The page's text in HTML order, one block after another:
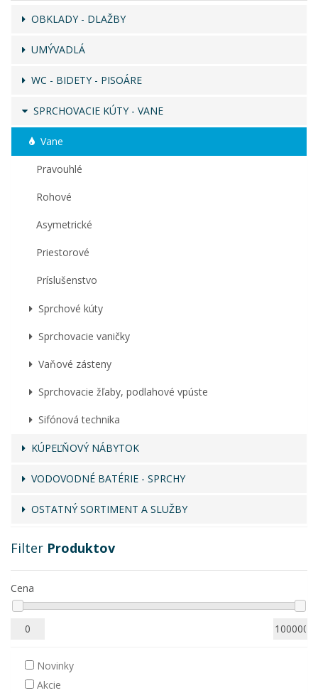
OBKLADY - DLAŽBY
UMÝVADLÁ
WC - BIDETY - PISOÁRE
SPRCHOVACIE KÚTY - VANE
Vane
Pravouhlé
Rohové
Asymetrické
Priestorové
Príslušenstvo
Sprchové kúty
Sprchovacie vaničky
Vaňové zásteny
Sprchovacie žľaby, podlahové vpúste
Sifónová technika
KÚPEĽŇOVÝ NÁBYTOK
VODOVODNÉ BATÉRIE - SPRCHY
OSTATNÝ SORTIMENT A SLUŽBY
Filter Produktov
Cena
Novinky
Akcie